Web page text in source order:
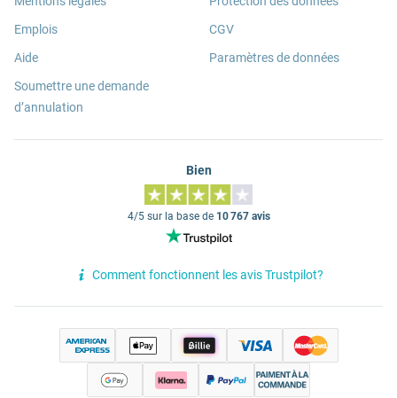
Emplois
Aide
Soumettre une demande
d’annulation
CGV
Paramètres de données
Bien
4/5 sur la base de 10 767 avis
Comment fonctionnent les avis Trustpilot?